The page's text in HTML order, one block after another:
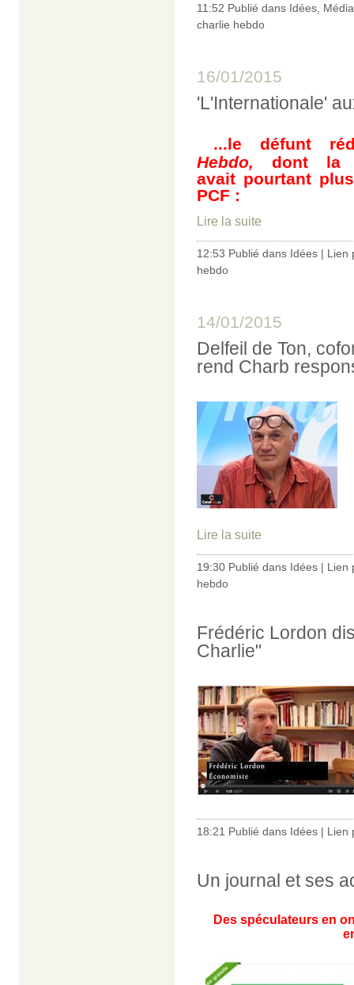
11:52 Publié dans Idées
charlie hebdo
16/01/2015
'L'Internationale'
...le défunt
Hebdo, dont la
avait pourtant
PCF :
Lire la suite
12:53 Publié dans Idées | Lien
hebdo
14/01/2015
Delfeil de Ton,
rend Charb
Lire la suite
19:30 Publié dans Idées | Lien
hebdo
Frédéric Lordon
Charlie"
18:21 Publié dans Idées | Lien
Un journal et ses
Des spéculateurs en